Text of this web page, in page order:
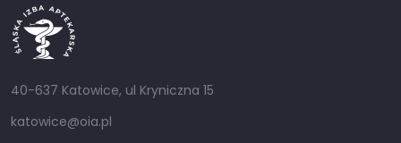
40-637 Katowice, ul Kryniczna 15
katowice@oia.pl